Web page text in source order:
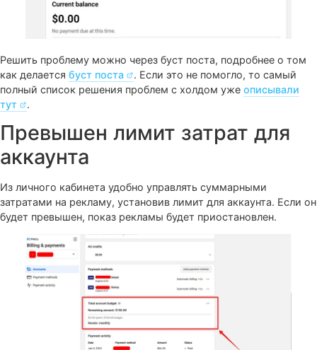
Чтобы решить проблему, достаточно создать новое
объявление.
Проблема с
платежей: ошибка холда
Ошибки с обработкой платежной карты можно
разделе «Настройка оплаты»:
https://adsmanager.facebook.com/ads/manager/
. Следующее сообщение свидетельствует о
привязкой карты: